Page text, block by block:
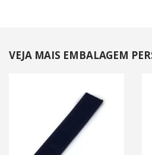
VEJA MAIS EMBALAGEM